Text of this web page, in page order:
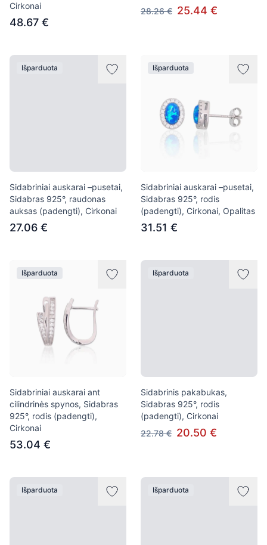
Cirkonai
48.67 €
28.26 € 25.44 €
Išparduota
Sidabriniai auskarai –pusetai,
Sidabras 925°, raudonas
auksas (padengti), Cirkonai
27.06 €
Išparduota
Sidabriniai auskarai –pusetai,
Sidabras 925°, rodis
(padengti), Cirkonai, Opalitas
31.51 €
Išparduota
Sidabriniai auskarai ant
cilindrinės spynos, Sidabras
925°, rodis (padengti),
Cirkonai
53.04 €
Išparduota
Sidabrinis pakabukas,
Sidabras 925°, rodis
(padengti), Cirkonai
22.78 € 20.50 €
Išparduota Išparduota